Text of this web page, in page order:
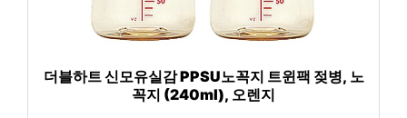
더블하트 신모유실감 PPSU노꼭지 트윈팩 젖병, 노
꼭지 (240ml), 오렌지